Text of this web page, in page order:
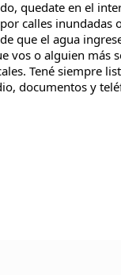
quedate en el
calles inundadas
que el agua
vos o alguien más
Tené siempre
documentos y